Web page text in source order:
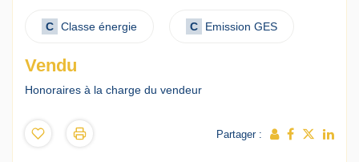
C Classe énergie C Emission GES
Vendu
Honoraires à la charge du vendeur
Partager :